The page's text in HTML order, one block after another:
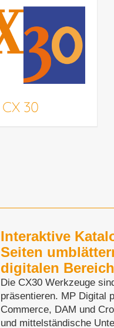
CX 30
Interaktive
Seiten
digitalen
Die CX30 Werkzeuge
präsentieren. MP Digital
Commerce, DAM und
und mittelständische